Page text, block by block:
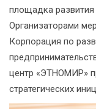
площадка развития
Организаторами
Корпорация по
центр «ЭТНОМИР»
стратегических